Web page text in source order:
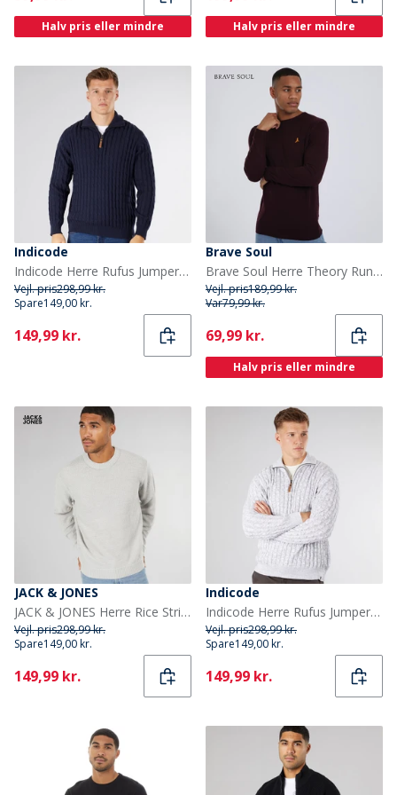
Halv pris eller mindre Halv pris eller mindre
Indicode
Indicode Herre Rufus Jumper Mørk Navy
Vejl. pris298,99 kr.
Spare149,00 kr.
Current
149,99 kr.
Brave Soul
Brave Soul Herre Theory Rundhals Trøje Blodrød
Vejl. pris189,99 kr.
Var79,99 kr.
Current
69,99 kr.
Halv pris eller mindre
JACK & JONES
JACK & JONES Herre Rice Strikket Jumper Lys Grå
Vejl. pris298,99 kr.
Spare149,00 kr.
Current
149,99 kr.
Indicode
Indicode Herre Rufus Jumper Off White
Vejl. pris298,99 kr.
Spare149,00 kr.
Current
149,99 kr.